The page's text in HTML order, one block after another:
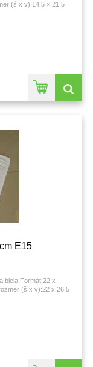
(š x v):14,5 × 21,5
E15
x
(š x v):22 x 26,5